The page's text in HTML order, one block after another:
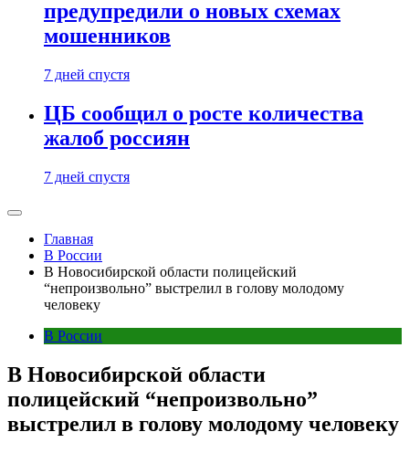
предупредили о новых схемах
мошенников
7 дней спустя
ЦБ сообщил о росте количества
жалоб россиян
7 дней спустя
Главная
В России
В Новосибирской области полицейский
“непроизвольно” выстрелил в голову молодому
человеку
В России
В Новосибирской области
полицейский “непроизвольно”
выстрелил в голову молодому человеку